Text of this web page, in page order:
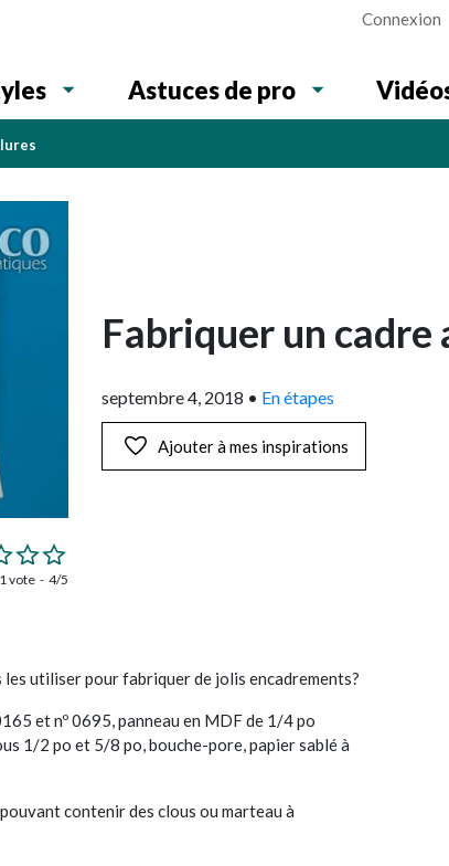
Connexion
Astuces de pro
1 vote 4/5
Fabriquer un cadre
septembre 4, 2018 • En étapes
Ajouter à mes inspirations
utiliser pour fabriquer de jolis encadrements?
et nº 0695, panneau en MDF de 1/4 po
1/2 po et 5/8 po, bouche-pore, papier sablé à
contenir des clous ou marteau à